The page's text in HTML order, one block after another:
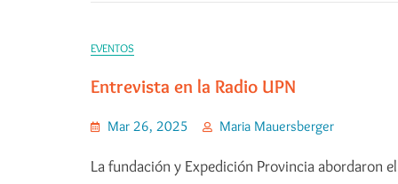
EVENTOS
Entrevista en la Radio UPN
Mar 26, 2025 Maria Mauersberger
La fundación y Expedición Provincia abordaron